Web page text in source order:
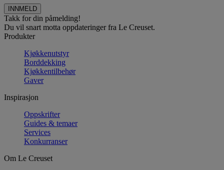
Takk for din påmelding!
Du vil snart motta oppdateringer fra Le Creuset.
Produkter
Kjøkkenutstyr
Borddekking
Kjøkkentilbehør
Gaver
Inspirasjon
Oppskrifter
Guides & temaer
Services
Konkurranser
Om Le Creuset